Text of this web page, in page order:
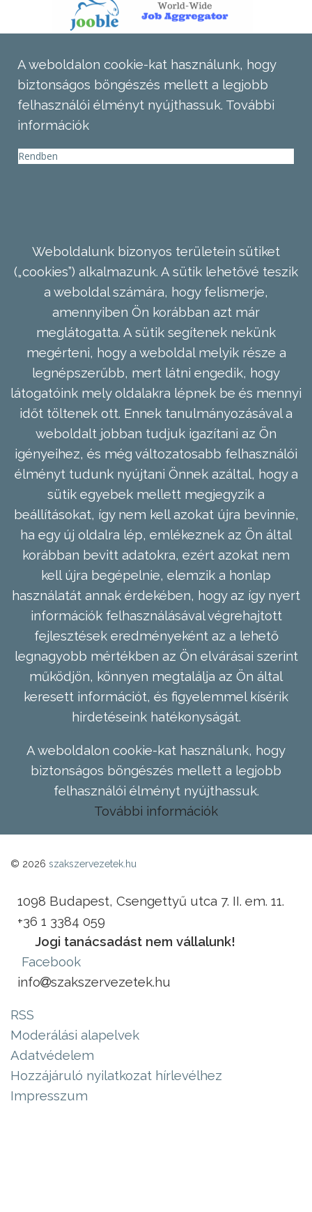
A weboldalon cookie-kat használunk, hogy
biztonságos böngészés mellett a legjobb
felhasználói élményt nyújthassuk. További
információk
Rendben
Weboldalunk bizonyos területein sütiket
(„cookies”) alkalmazunk. A sütik lehetővé teszik
a weboldal számára, hogy felismerje,
amennyiben Ön korábban azt már
meglátogatta. A sütik segítenek nekünk
megérteni, hogy a weboldal melyik része a
legnépszerűbb, mert látni engedik, hogy
látogatóink mely oldalakra lépnek be és mennyi
időt töltenek ott. Ennek tanulmányozásával a
weboldalt jobban tudjuk igazítani az Ön
igényeihez, és még változatosabb felhasználói
élményt tudunk nyújtani Önnek azáltal, hogy a
sütik egyebek mellett megjegyzik a
beállításokat, így nem kell azokat újra bevinnie,
ha egy új oldalra lép, emlékeznek az Ön által
korábban bevitt adatokra, ezért azokat nem
kell újra begépelnie, elemzik a honlap
használatát annak érdekében, hogy az így nyert
információk felhasználásával végrehajtott
fejlesztések eredményeként az a lehető
legnagyobb mértékben az Ön elvárásai szerint
működjön, könnyen megtalálja az Ön által
keresett információt, és figyelemmel kísérik
hirdetéseink hatékonyságát.
A weboldalon cookie-kat használunk, hogy
biztonságos böngészés mellett a legjobb
felhasználói élményt nyújthassuk.
További információk
© 2026 szakszervezetek.hu
1098 Budapest, Csengettyű utca 7. II. em. 11.
+36 1 3384 059
Jogi tanácsadást nem vállalunk!
Facebook
info
szakszervezetek.hu
RSS
Moderálási alapelvek
Adatvédelem
Hozzájáruló nyilatkozat hírlevélhez
Impresszum